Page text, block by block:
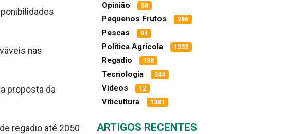
nas
proposta da
regadio até 2050
Opinião 58
Pequenos Frutos 286
Pescas 94
Política Agrícola 1332
Regadio 188
Tecnologia 244
Vídeos 12
Viticultura 1381
ARTIGOS RECENTES